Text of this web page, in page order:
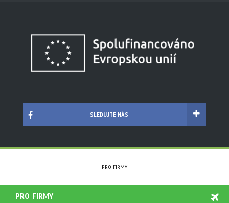
SLEDUJTE NÁS
PRO FIRMY
PRO FIRMY